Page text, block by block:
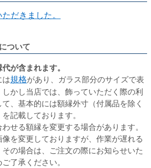
だきました。
ついて
が含まれます。
は規格があり、ガラス部分のサイズで表
かし当店では、飾っていただく際の利
、基本的には額縁外寸（付属品を除く
記載しております。
せる額縁を変更する場合があります。
を変更しておりますが、作業が遅れる
その場合は、ご注文の際にお知らせいた
了承ください。